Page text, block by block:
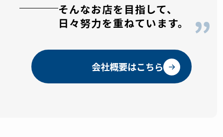
良い条件での売却につながる可能性があります。 浦
添市・沖縄県で不動産売却をご検討中なら ハウスド
だからこそ分かる浦添市周辺の市場動向をもとに、
「売れる価格設定」「購入希望者に届く広告戦略」
「売主様に合わせた販売計画」 をご提案いたしま
そんなお店を目指して、
日々努力を重ねています。
会社概要はこちら